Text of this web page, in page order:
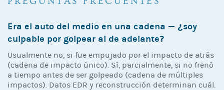
Era el auto del medio en una cadena — ¿soy
culpable por golpear al de adelante?
Usualmente no, si fue empujado por el impacto de atrás
(cadena de impacto único). Sí, parcialmente, si no frenó
a tiempo antes de ser golpeado (cadena de múltiples
impactos). Datos EDR y reconstrucción determinan cuál.